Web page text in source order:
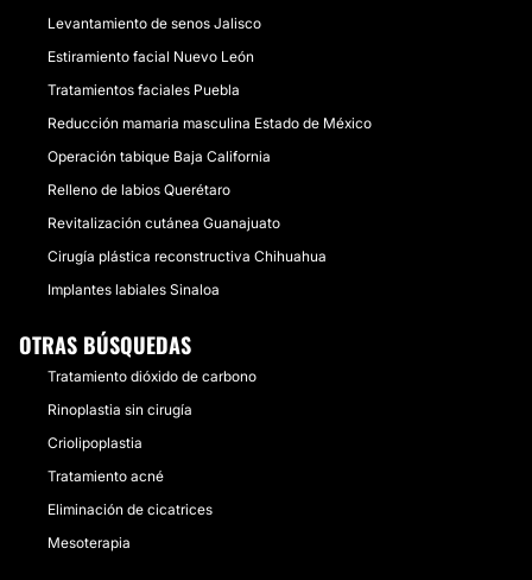
Levantamiento de senos Jalisco
Estiramiento facial Nuevo León
Tratamientos faciales Puebla
Reducción mamaria masculina Estado de México
Operación tabique Baja California
Relleno de labios Querétaro
Revitalización cutánea Guanajuato
Cirugía plástica reconstructiva Chihuahua
Implantes labiales Sinaloa
OTRAS BÚSQUEDAS
Tratamiento dióxido de carbono
Rinoplastia sin cirugía
Criolipoplastia
Tratamiento acné
Eliminación de cicatrices
Mesoterapia